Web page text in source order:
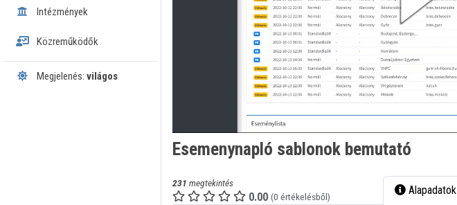
Intézmények
Közreműködők
Megjelenés: világos
Esemenynapló sablonok bemutató
231 megtekintés
0.00 (0 értékelésből) Alapadatok